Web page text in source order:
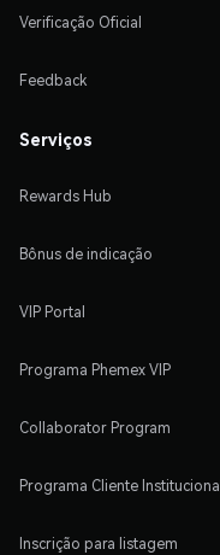
Verificação Oficial
Feedback
Serviços
Rewards Hub
Bônus de indicação
VIP Portal
Programa Phemex VIP
Collaborator Program
Programa Cliente Institucional
Inscrição para listagem